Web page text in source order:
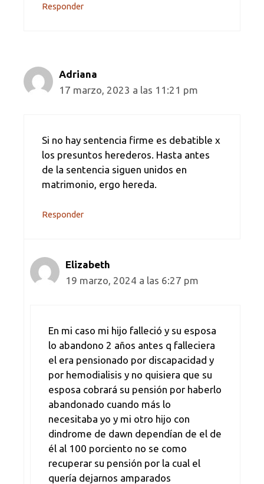
Responder
Adriana
17 marzo, 2023 a las 11:21 pm
Si no hay sentencia firme es debatible x
los presuntos herederos. Hasta antes
de la sentencia siguen unidos en
matrimonio, ergo hereda.
Responder
Elizabeth
19 marzo, 2024 a las 6:27 pm
En mi caso mi hijo falleció y su esposa
lo abandono 2 años antes q falleciera
el era pensionado por discapacidad y
por hemodialisis y no quisiera que su
esposa cobrará su pensión por haberlo
abandonado cuando más lo
necesitaba yo y mi otro hijo con
dindrome de dawn dependían de el de
él al 100 porciento no se como
recuperar su pensión por la cual el
quería dejarnos amparados